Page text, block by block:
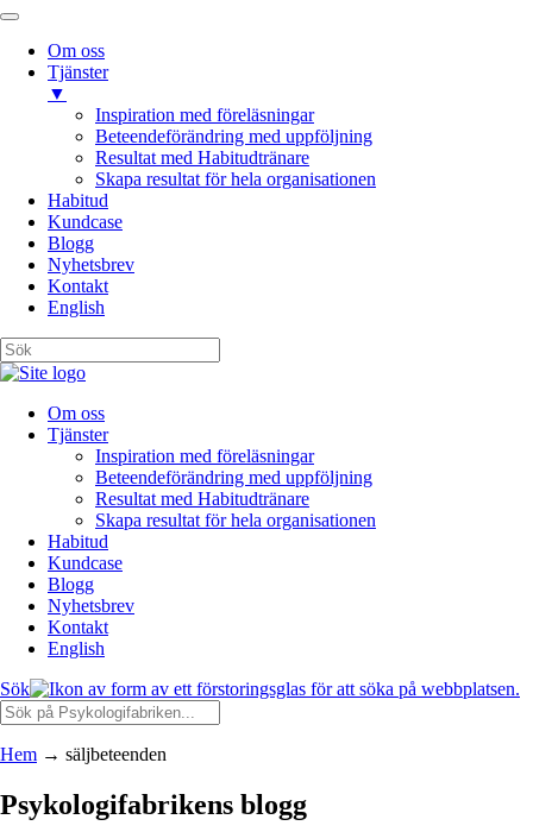
Om oss
Tjänster
▼
Inspiration med föreläsningar
Beteendeförändring med uppföljning
Resultat med Habitudtränare
Skapa resultat för hela organisationen
Habitud
Kundcase
Blogg
Nyhetsbrev
Kontakt
English
Om oss
Tjänster
Inspiration med föreläsningar
Beteendeförändring med uppföljning
Resultat med Habitudtränare
Skapa resultat för hela organisationen
Habitud
Kundcase
Blogg
Nyhetsbrev
Kontakt
English
Sök
Hem → säljbeteenden
Psykologifabrikens blogg